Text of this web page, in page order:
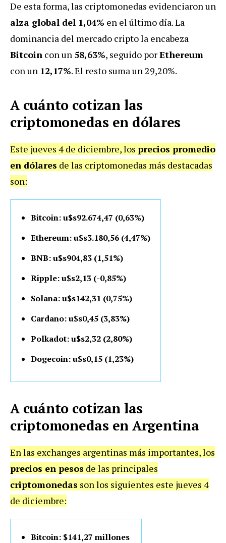
De esta forma, las criptomonedas evidenciaron un
alza global del 1,04% en el último día. La
dominancia del mercado cripto la encabeza
Bitcoin con un 58,63%, seguido porEthereum
con un 12,17%. El resto suma un 29,20%.
A cuánto cotizan las
criptomonedas en dólares
Este jueves 4 de diciembre, los precios promedio
en dólares de las criptomonedas más destacadas
son:
Bitcoin: u$s92.674,47 (0,63%)
Ethereum: u$s3.180,56 (4,47%)
BNB: u$s904,83 (1,51%)
Ripple: u$s2,13 (-0,85%)
Solana: u$s142,31 (0,75%)
Cardano: u$s0,45 (3,83%)
Polkadot: u$s2,32 (2,80%)
Dogecoin: u$s0,15 (1,23%)
A cuánto cotizan las
criptomonedas en Argentina
En las exchanges argentinas más importantes, los
precios en pesos de las principales
criptomonedas son los siguientes este jueves 4
de diciembre:
Bitcoin: $141,27 millones